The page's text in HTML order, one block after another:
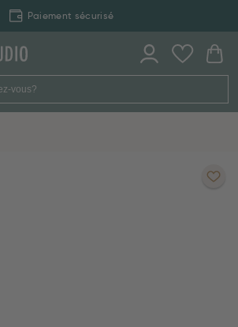
Paiement sécurisé